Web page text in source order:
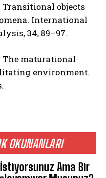
OKUNANLARI
Ama Bir
Transitional objects
International
34, 89–97.
The maturational
environment.